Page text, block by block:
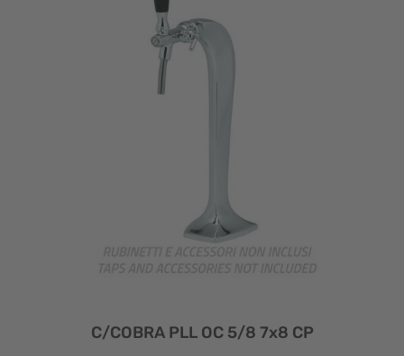
C/COBRA PLL OC 5/8 7x8 CP